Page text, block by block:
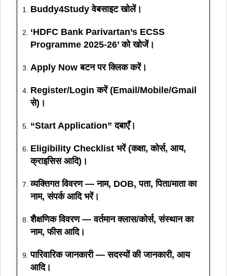
Buddy4Studyवेबसाइटखोलें।
‘HDFC Bank Parivartan’s ECSS
Programme 2025‑26’ को खोजें।
Apply Now बटन पर क्लिक करें।
Register/Login करें (Email/Mobile/Gmail
से)।
“Start Application” दबाएँ।
Eligibility Checklist भरें (कक्षा, कोर्स, आय,
क्राइसिस आदि)।
व्यक्तिगत विवरण— नाम, DOB, पता, पिता/माता का
नाम, संपर्क आदि भरें।
शैक्षणिक विवरण— वर्तमान क्लास/कोर्स, संस्थान का
नाम, फीस आदि।
पारिवारिक जानकारी— सदस्यों की जानकारी, आय
आदि।